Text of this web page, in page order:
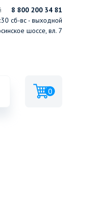
8 800 200 34 81
сб-вс - выходной
шоссе, вл. 7
0